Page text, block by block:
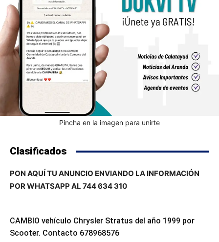
Pincha en la imagen para unirte
Clasificados
PON AQUÍ TU ANUNCIO ENVIANDO LA INFORMACIÓN
POR WHATSAPP AL 744 634 310
CAMBIO vehículo Chrysler Stratus del año 1999 por
Scooter. Contacto 678968576